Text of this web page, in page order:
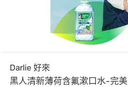
Darlie 好來
黑人清新薄荷含氟漱口水-完